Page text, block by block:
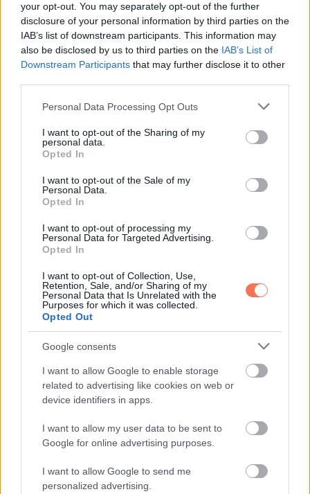
your opt-out. You may separately opt-out of the further
disclosure of your personal information by third parties on the
IAB’s list of downstream participants. This information may
also be disclosed by us to third parties on the IAB’s List of
Downstream Participants that may further disclose it to other
Please note that this website/app uses one or more Google
not limited to your visit or usage behaviour. You may click to
grant or deny consent to Google and its third-party tags to
use your data for below specified purposes in below Google
consent section.
Personal Data Processing Opt Outs
I want to opt-out of the Sharing of my
personal data.
Opted In
I want to opt-out of the Sale of my
Personal Data.
Opted In
I want to opt-out of processing my
Personal Data for Targeted Advertising.
Opted In
I want to opt-out of Collection, Use,
Retention, Sale, and/or Sharing of my
Personal Data that Is Unrelated with the
Purposes for which it was collected.
Opted Out
Google consents
I want to allow Google to enable storage
related to advertising like cookies on web or
device identifiers in apps.
I want to allow my user data to be sent to
Google for online advertising purposes.
I want to allow Google to send me
personalized advertising.
„Szakállfejlődés, 8 héttel a borotválkozás után.”
„Épp most változtattam nagyot.”